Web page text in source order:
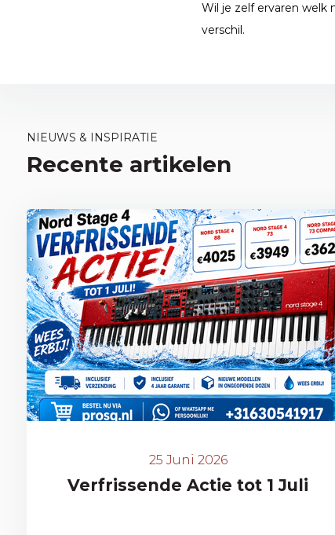
Wil je zelf ervaren welk
verschil.
NIEUWS & INSPIRATIE
Recente artikelen
25 Juni 2026
Verfrissende Actie tot 1 Juli